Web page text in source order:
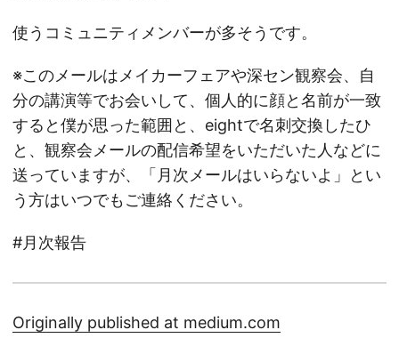
使うコミュニティメンバーが多そうです。
※このメールはメイカーフェアや深セン観察会、自
分の講演等でお会いして、個人的に顔と名前が一致
すると僕が思った範囲と、eightで名刺交換したひ
と、観察会メールの配信希望をいただいた人などに
送っていますが、「月次メールはいらないよ」とい
う方はいつでもご連絡ください。
#月次報告
Originally published at medium.com